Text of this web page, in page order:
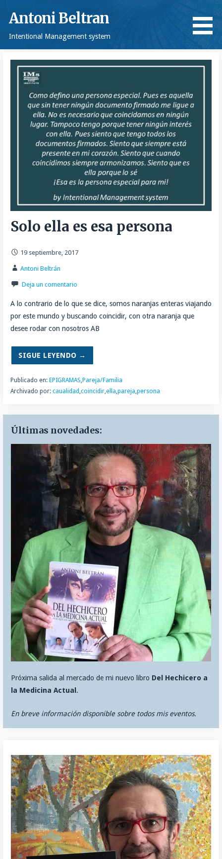
Antoni Beltran
Intentional Management system
Solo ella es esa persona
19 septiembre, 2017
Antoni Beltrán
Deja un comentario
A lo contrario de lo que se dice, somos naranjas enteras viajando
por este mundo y buscando coincidir, con otra naranja que
desee rodar con nosotros AB
SIGUE LEYENDO →
Publicado en: EPIGRAMAS,Pareja/Familia
Archivado por: caualidad ,coincidir,ella,pareja,persona
Últimas novedades:
Próxima salida al mercado de mi nuevo libro Del Hechicero a
la Medicina Actual .
En breve información disponible sobre todos mis eventos.